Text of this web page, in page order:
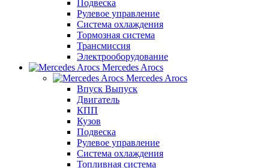
Подвеска
Рулевое управление
Система охлаждения
Тормозная система
Трансмиссия
Электрооборудование
Mercedes Arocs
Mercedes Arocs
Впуск Выпуск
Двигатель
КПП
Кузов
Подвеска
Рулевое управление
Система охлаждения
Топливная система